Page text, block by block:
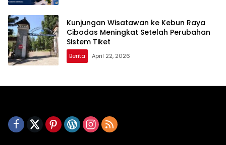
Kunjungan Wisatawan ke Kebun Raya
Cibodas Meningkat Setelah Perubahan
Sistem Tiket
Berita April 22, 2026